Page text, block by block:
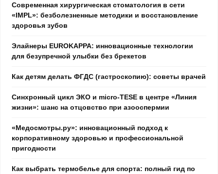
Современная хирургическая стоматология в сети
«IMPL»: безболезненные методики и восстановление
здоровья зубов
Элайнеры EUROKAPPA: инновационные технологии
для безупречной улыбки без брекетов
Как детям делать ФГДС (гастроскопию): советы врачей
Синхронный цикл ЭКО и micro-TESE в центре «Линия
жизни»: шанс на отцовство при азооспермии
«Медосмотры.ру»: инновационный подход к
корпоративному здоровью и профессиональной
пригодности
Как выбрать термобелье для спорта: полный гид по